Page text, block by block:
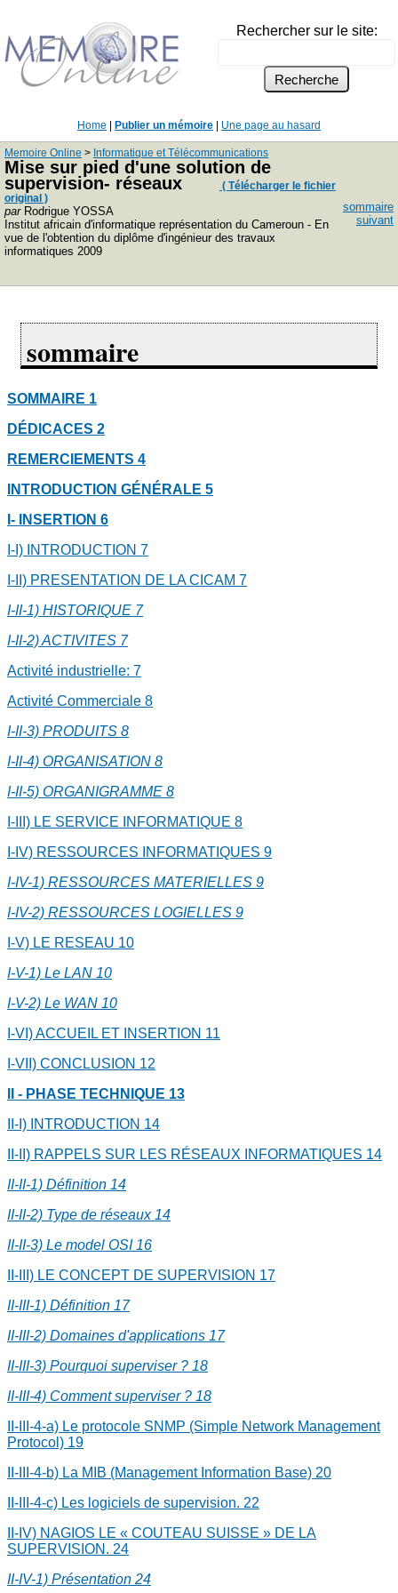
Rechercher sur le site:
Home Publier un mémoire Une page au hasard
Memoire Online > Informatique et Télécommunications
Mise sur pied d'une solution de
supervision- réseaux
( Télécharger le fichier
original )
parRodrigue YOSSA
Institut africain d'informatique représentation du Cameroun - En
vue de l'obtention du diplôme d'ingénieur des travaux
informatiques 2009
sommaire
suivant
sommaire
SOMMAIRE 1
DÉDICACES 2
REMERCIEMENTS 4
INTRODUCTION GÉNÉRALE 5
I- INSERTION 6
I-I) INTRODUCTION 7
I-II) PRESENTATION DE LA CICAM 7
I-II-1) HISTORIQUE 7
I-II-2) ACTIVITES 7
Activité industrielle: 7
Activité Commerciale 8
I-II-3) PRODUITS 8
I-II-4) ORGANISATION 8
I-II-5) ORGANIGRAMME 8
I-III) LE SERVICE INFORMATIQUE 8
I-IV) RESSOURCES INFORMATIQUES 9
I-IV-1) RESSOURCES MATERIELLES 9
I-IV-2) RESSOURCES LOGIELLES 9
I-V) LE RESEAU 10
I-V-1) Le LAN 10
I-V-2) Le WAN 10
I-VI) ACCUEIL ET INSERTION 11
I-VII) CONCLUSION 12
II - PHASE TECHNIQUE 13
II-I) INTRODUCTION 14
II-II) RAPPELS SUR LES RÉSEAUX INFORMATIQUES 14
II-II-1) Définition 14
II-II-2) Type de réseaux 14
II-II-3) Le model OSI 16
II-III) LE CONCEPT DE SUPERVISION 17
II-III-1) Définition 17
II-III-2) Domaines d'applications 17
II-III-3) Pourquoi superviser ? 18
II-III-4) Comment superviser ? 18
II-III-4-a) Le protocole SNMP (Simple Network Management
Protocol) 19
II-III-4-b) La MIB (Management Information Base) 20
II-III-4-c) Les logiciels de supervision. 22
II-IV) NAGIOS LE « COUTEAU SUISSE » DE LA
SUPERVISION. 24
II-IV-1) Présentation 24